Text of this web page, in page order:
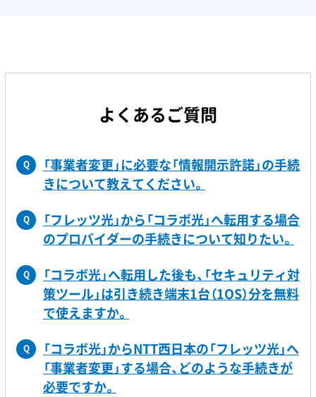
よくあるご質問
Q
「事業者変更」に必要な「情報開示許諾」の手続
きについて教えてください。
Q
「フレッツ光」から「コラボ光」へ転用する場合
のプロバイダーの手続きについて知りたい。
Q
「コラボ光」へ転用した後も、「セキュリティ対
策ツール」は引き続き端末1台（1OS）分を無料
で使えますか。
Q
「コラボ光」からNTT西日本の「フレッツ光」へ
「事業者変更」する場合、どのような手続きが
必要ですか。